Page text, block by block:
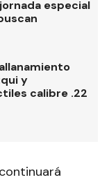
especial
y
calibre .22